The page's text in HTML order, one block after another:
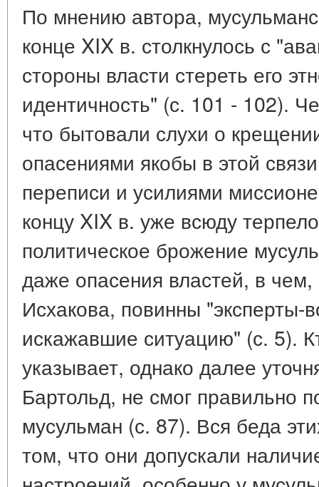
По мнению автора,
конце XIX в. столкнулось с
стороны власти стереть его
идентичность" (с. 101 - 102).
что бытовали слухи о
опасениями якобы в этой
переписи и усилиями
концу XIX в. уже всюду
политическое брожение
даже опасения властей, в
Исхакова, повинны "эксперты-
искажавшие ситуацию" (с. 5).
указывает, однако далее
Бартольд, не смог правильно
мусульман (с. 87). Вся беда
том, что они допускали